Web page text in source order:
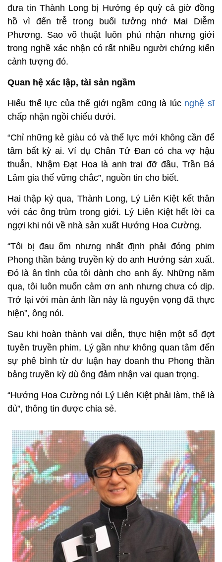
đưa tin Thành Long bị Hướng ép quỳ cả giờ đồng
hồ vì đến trễ trong buổi tưởng nhớ Mai Diễm
Phương. Sao võ thuật luôn phủ nhận nhưng giới
trong nghề xác nhận có rất nhiều người chứng kiến
cảnh tượng đó.
Quan hệ xác lập, tài sản ngầm
Hiểu thế lực của thế giới ngầm cũng là lúc nghệ sĩ
chấp nhận ngồi chiếu dưới.
“Chỉ những kẻ giàu có và thế lực mới không cần để
tâm bất kỳ ai. Ví dụ Chân Tử Đan có cha vợ hậu
thuẫn, Nhậm Đạt Hoa là anh trai đỡ đầu, Trần Bá
Lâm gia thế vững chắc”, nguồn tin cho biết.
Hai thập kỷ qua, Thành Long, Lý Liên Kiệt kết thân
với các ông trùm trong giới. Lý Liên Kiệt hết lời ca
ngợi khi nói về nhà sản xuất Hướng Hoa Cường.
“Tôi bị đau ốm nhưng nhất định phải đóng phim
Phong thần bảng truyền kỳ do anh Hướng sản xuất.
Đó là ân tình của tôi dành cho anh ấy. Những năm
qua, tôi luôn muốn cảm ơn anh nhưng chưa có dịp.
Trở lại với màn ảnh lần này là nguyện vọng đã thực
hiện”, ông nói.
Sau khi hoàn thành vai diễn, thực hiện một số đợt
tuyên truyền phim, Lý gần như không quan tâm đến
sự phê bình từ dư luận hay doanh thu Phong thần
bảng truyền kỳ dù ông đảm nhận vai quan trọng.
“Hướng Hoa Cường nói Lý Liên Kiệt phải làm, thế là
đủ”, thông tin được chia sẻ.